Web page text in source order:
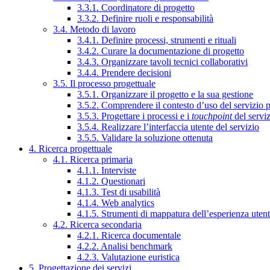
3.3.1. Coordinatore di progetto
3.3.2. Definire ruoli e responsabilità
3.4. Metodo di lavoro
3.4.1. Definire processi, strumenti e rituali
3.4.2. Curare la documentazione di progetto
3.4.3. Organizzare tavoli tecnici collaborativi
3.4.4. Prendere decisioni
3.5. Il processo progettuale
3.5.1. Organizzare il progetto e la sua gestione
3.5.2. Comprendere il contesto d’uso del servizio
3.5.3. Progettare i processi e i touchpointdel
3.5.4. Realizzare l’interfaccia utente del servizio
3.5.5. Validare la soluzione ottenuta
4. Ricerca progettuale
4.1. Ricerca primaria
4.1.1. Interviste
4.1.2. Questionari
4.1.3. Test di usabilità
4.1.4. Web analytics
4.1.5. Strumenti di mappatura dell’esperienza
4.2. Ricerca secondaria
4.2.1. Ricerca documentale
4.2.2. Analisi benchmark
4.2.3. Valutazione euristica
5. Progettazione dei servizi